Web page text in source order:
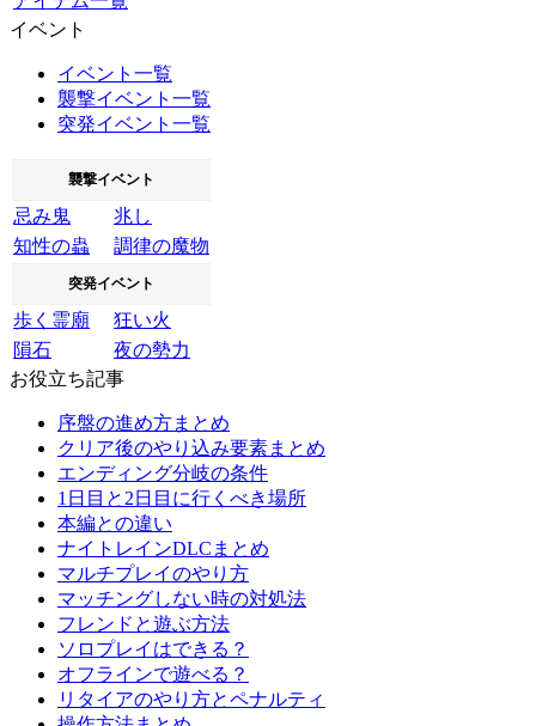
イベント
イベント一覧
襲撃イベント一覧
突発イベント一覧
襲撃イベント
忌み鬼
兆し
知性の蟲
調律の魔物
突発イベント
歩く霊廟
狂い火
隕石
夜の勢力
お役立ち記事
序盤の進め方まとめ
クリア後のやり込み要素まとめ
エンディング分岐の条件
1日目と2日目に行くべき場所
本編との違い
ナイトレインDLCまとめ
マルチプレイのやり方
マッチングしない時の対処法
フレンドと遊ぶ方法
ソロプレイはできる？
オフラインで遊べる？
リタイアのやり方とペナルティ